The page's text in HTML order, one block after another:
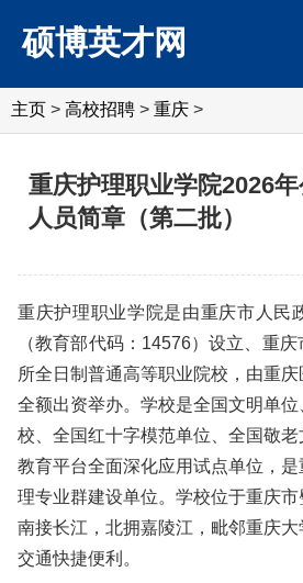
硕博英才网
主页 > 高校招聘 > 重庆 >
重庆护理职业学院2026
人员简章（第二批）
重庆护理职业学院是由重庆市人民
（教育部代码：14576）设立、重
所全日制普通高等职业院校，由重
全额出资举办。学校是全国文明单
校、全国红十字模范单位、全国敬
教育平台全面深化应用试点单位，
理专业群建设单位。学校位于重庆市
南接长江，北拥嘉陵江，毗邻重庆大
交通快捷便利。